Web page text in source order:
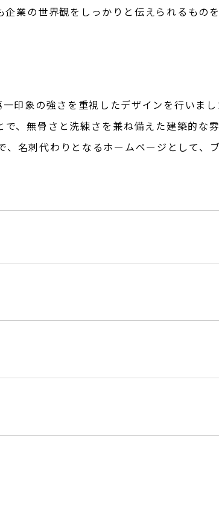
業の世界観をしっかりと伝えられるもの
印象の強さを重視したデザインを行いまし
、無骨さと洗練さを兼ね備えた建築的な
名刺代わりとなるホームページとして、